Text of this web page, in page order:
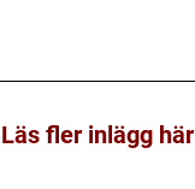
Läs fler inlägg här